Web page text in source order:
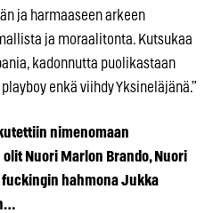
ja harmaaseen arkeen
ja moraalitonta. Kutsukaa
kadonnutta puolikastaan
enkä viihdy Yksineläjänä.”
nimenomaan
Nuori Marlon Brando, Nuori
fuckingin hahmona Jukka